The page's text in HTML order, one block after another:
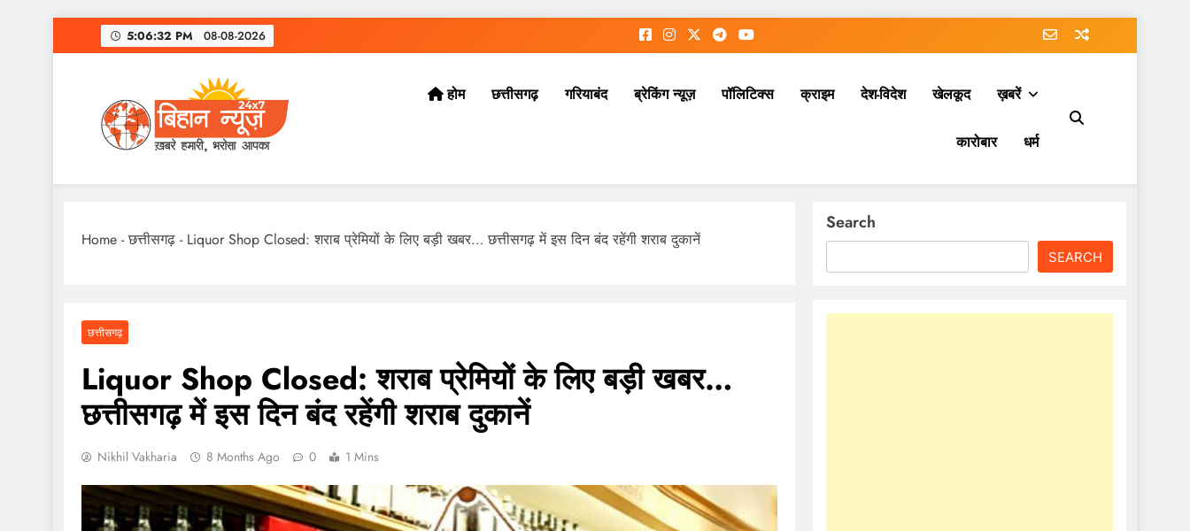
to
5:06:33 PM 08-08-2026
होम छत्तीसगढ़ गरियाबंद ब्रेकिंग न्यूज़ पॉलिटिक्स क्राइम देश-विदेश खेलकूद ख़बरें
कारोबार धर्म
Home -छत्तीसगढ़ - Liquor Shop Closed: शराब प्रेमियों के लिए बड़ी खबर… छत्तीसगढ़ में इस दिन बंद रहेंगी शराब दुकानें
छत्तीसगढ़
Liquor Shop Closed: शराब प्रेमियों के लिए बड़ी खबर…
छत्तीसगढ़ में इस दिन बंद रहेंगी शराब दुकानें
Nikhil Vakharia 8 Months Ago 0 1 Mins
Search
SEARCH